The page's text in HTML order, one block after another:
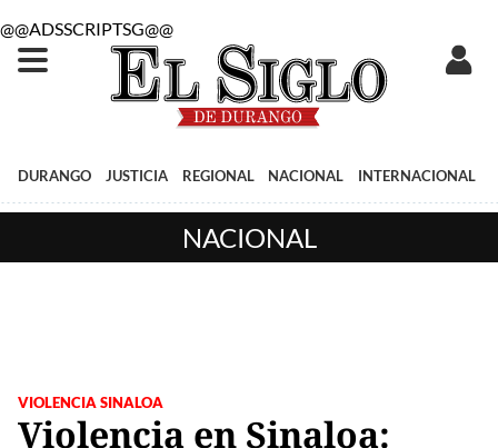
@@ADSSCRIPTSG@@
DURANGO JUSTICIA REGIONAL NACIONAL INTERNACIONAL
NACIONAL
VIOLENCIA SINALOA
Violencia en Sinaloa: